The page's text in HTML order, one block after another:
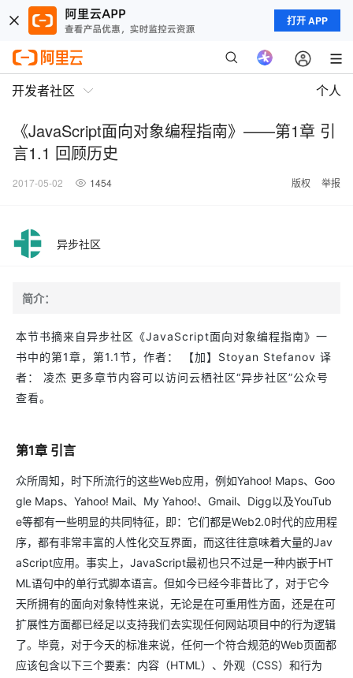
打开 APP
开发者社区 个人
《JavaScript面向对象编程指南》——第1章 引
言1.1 回顾历史
2017-05-02 1454 版权 举报
异步社区
简介：
本节书摘来自异步社区《JavaScript面向对象编程指南》一
书中的第1章，第1.1节，作者： 【加】Stoyan Stefanov 译
者： 凌杰 更多章节内容可以访问云栖社区“异步社区”公众号
查看。
第1章 引言
众所周知，时下所流行的这些Web应用，例如Yahoo! Maps、Goo
gle Maps、Yahoo! Mail、My Yahoo!、Gmail、Digg以及YouTub
e等都有一些明显的共同特征，即：它们都是Web2.0时代的应用程
序，都有非常丰富的人性化交互界面，而这往往意味着大量的Jav
aScript应用。事实上，JavaScript最初也只不过是一种内嵌于HT
ML语句中的单行式脚本语言。但如今已经今非昔比了，对于它今
天所拥有的面向对象特性来说，无论是在可重用性方面，还是在可
扩展性方面都已经足以支持我们去实现任何网站项目中的行为逻辑
了。毕竟，对于今天的标准来说，任何一个符合规范的Web页面都
应该包含以下三个要素：内容（HTML）、外观（CSS）和行为